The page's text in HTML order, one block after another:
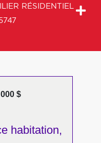
RÉSIDENTIEL
$
habitation,